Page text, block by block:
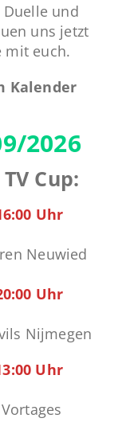
und
uns jetzt
mit euch.
Kalender
2026
Cup:
Uhr
Neuwied
Uhr
Nijmegen
Uhr